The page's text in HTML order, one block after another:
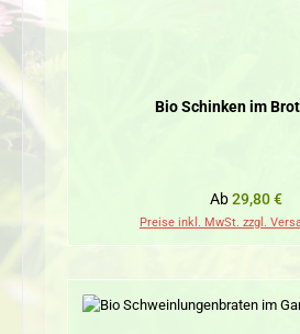
Bio Schinken im
Regulärer
Ab29,80 €
Preise inkl. MwSt. zzgl.